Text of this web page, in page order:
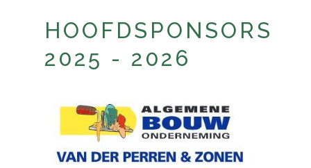
HOOFDSPONSORS
2025 - 2026